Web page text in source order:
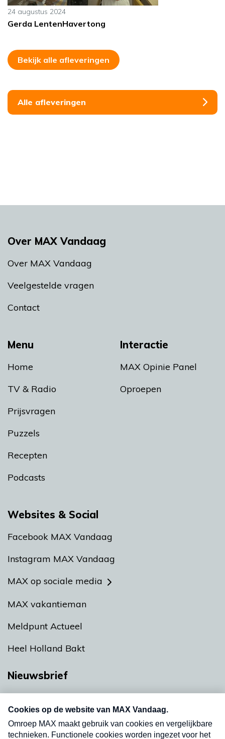
24 augustus 2024
Gerda LentenHavertong
Bekijk alle afleveringen
Alle afleveringen
Menu
Home
TV & Radio
Prijsvragen
Puzzels
Recepten
Podcasts
Interactie
MAX Opinie Panel
Oproepen
Over MAX Vandaag
Over MAX Vandaag
Veelgestelde vragen
Contact
Websites & Social
Facebook MAX Vandaag
Instagram MAX Vandaag
MAX op sociale media
MAX vakantieman
Meldpunt Actueel
Heel Holland Bakt
Nieuwsbrief
nieuwsbrief. Elke vrijdag- en dinsdagochtend in
uw mailbox.